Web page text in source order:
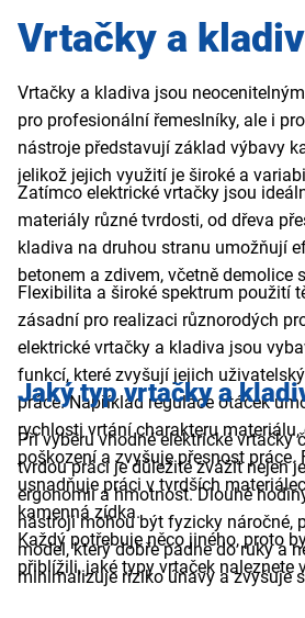
Vrtačky a
Vrtačky a kladiva jsou
pro profesionální řemeslníky, ale i
nástroje představují základ výbavy
jelikož jejich využití je široké a
Zatímco elektrické vrtačky jsou
materiály různé tvrdosti, od dřeva
kladiva na druhou stranu umožňují
betonem a zdivem, včetně demolice
Flexibilita a široké spektrum použití
zásadní pro realizaci různorodých
elektrické vrtačky a kladiva jsou
funkcí, které zvyšují jejich
práce. Například regulace otáček
rychlosti vrtání charakteru
poškození a zvyšuje přesnost práce.
usnadňuje práci v tvrdších
kamenná zídka.
Jaký typ vrtačky a
Při výběru vhodné elektrické vrtačky
tvrdou práci je důležité zvážit nejen
ergonomii a hmotnost. Dlouhé
nástroji mohou být fyzicky náročné,
model, který dobře padne do ruky a
minimalizuje riziko únavy a zvyšuje
Každý potřebuje něco jiného, proto
přiblížili, jaké typy vrtaček naleznete